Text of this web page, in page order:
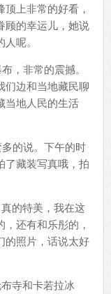
上非常的好看，
顾的幸运儿，她说
呢。
，非常的震撼。
们边和当地藏民聊
当地人民的生活
的说。下午的时
了藏装写真哦，拍
的特美，我在这
还有和乐彤的，
的照片，话说太好
寺和卡若拉冰